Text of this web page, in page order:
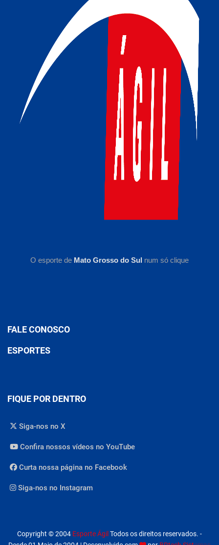
O esporte de Mato Grosso do Sul num só clique
FALE CONOSCO
ESPORTES
FIQUE POR DENTRO
Siga-nos no X
Confira nossos vídeos no YouTube
Curta nossa página no Facebook
Siga-nos no Instagram
Copyright © 2004 Esporte ÁgilTodos os direitos reservados. -